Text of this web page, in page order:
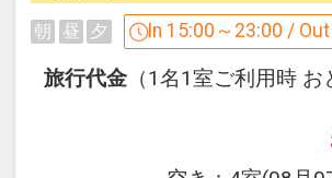
ル。
ユニバーサルシティ駅と、パ
メインストリートに面した絶
パークで見た夢の続きを是
朝 昼 夕 In 15:00～23:00 /
旅行代金 （1名1室ご利用時